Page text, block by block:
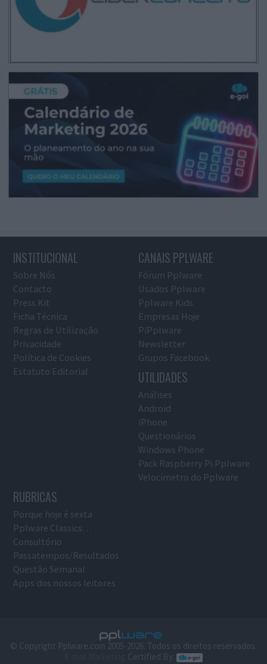
INSTITUCIONAL
Sobre Nós
Contacto
Press Kit
Ficha Técnica
Regras de Utilização
Privacidade
Política de Cookies
Estatuto Editorial
CANAIS PPLWARE
Fórum Pplware
Usados Pplware
Pplware Kids
Empresas Hoje
PiPplware
Newsletter
Grupos Facebook
UTILIDADES
Análises
Android
iPhone
Questionários
Windows Phone
Pack Raspberry Pi Pplware
Velocímetro do Pplware
RUBRICAS
Porque hoje é sexta
Pplware Classics…
Consultório
Passatempos/Resultados
Questão Semanal
Apps dos nossos leitores
© Copyright Pplware.com 2005-2026. Todos os direitos reservados.
Certified By: